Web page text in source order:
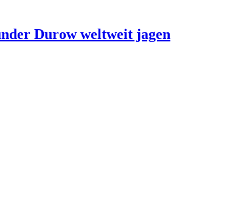
Durow weltweit jagen